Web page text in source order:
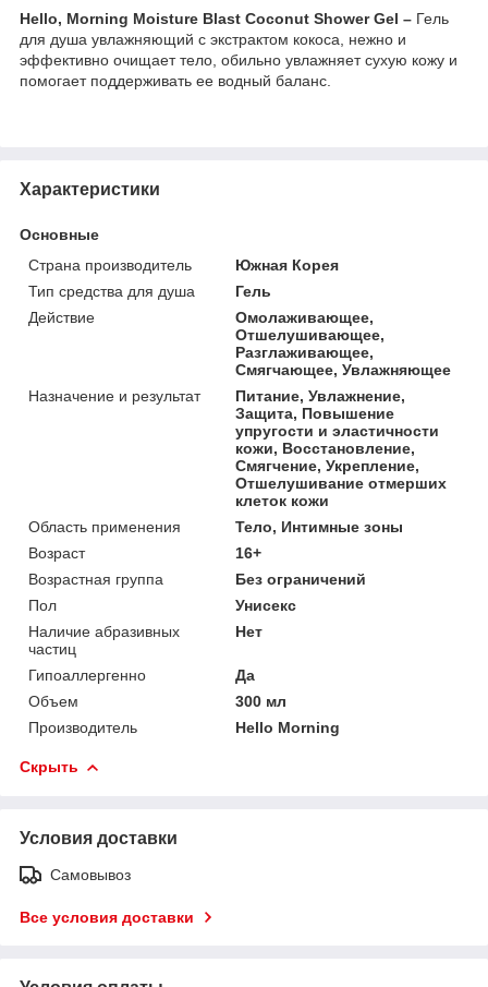
Hello, Morning Moisture Blast Coconut Shower Gel – Гель
для душа увлажняющий с экстрактом кокоса, нежно и
эффективно очищает тело, обильно увлажняет сухую кожу и
помогает поддерживать ее водный баланс.
Характеристики
Основные
Страна производитель
Южная Корея
Тип средства для душа
Гель
Действие
Омолаживающее,
Отшелушивающее,
Разглаживающее,
Смягчающее, Увлажняющее
Назначение и результат
Питание, Увлажнение,
Защита, Повышение
упругости и эластичности
кожи, Восстановление,
Смягчение, Укрепление,
Отшелушивание отмерших
клеток кожи
Область применения
Тело, Интимные зоны
Возраст
16+
Возрастная группа
Без ограничений
Пол
Унисекс
Наличие абразивных
частиц
Нет
Гипоаллергенно
Да
Объем
300 мл
Производитель
Hello Morning
Скрыть
Условия доставки
Самовывоз
Все условия доставки